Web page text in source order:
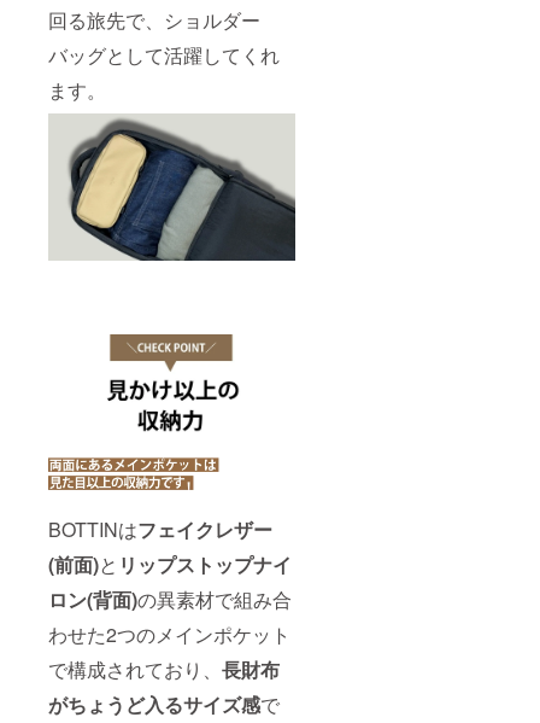
回る旅先で、ショルダー
バッグとして活躍してくれ
ます。
BOTTINはフェイクレザー
(前面)と リップストップナイ
ロン(背面)の異素材で組み合
わせた2つのメインポケット
で構成されており、 長財布
がちょうど入るサイズ感で